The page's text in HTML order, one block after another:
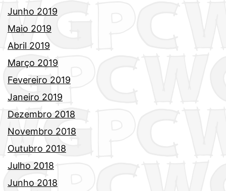
Junho 2019
Maio 2019
Abril 2019
Março 2019
Fevereiro 2019
Janeiro 2019
Dezembro 2018
Novembro 2018
Outubro 2018
Julho 2018
Junho 2018